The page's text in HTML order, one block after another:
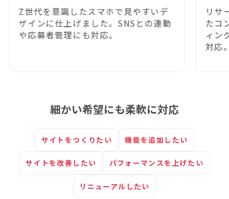
を意識したスマホで見やすいデ
ンに仕上げました。SNSとの連動
募者管理にも対応。
リサーチか
たコンセプ
ィング・プ
細かい希望にも柔軟に対応
サイトをつくりたい 機能を追加したい
サイトを改善したい パフォーマンスを上げたい
リニューアルしたい